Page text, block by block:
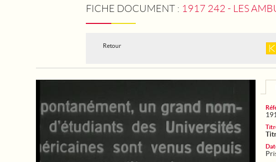
FICHE DOCUMENT : 1917 242 - LES
Retour